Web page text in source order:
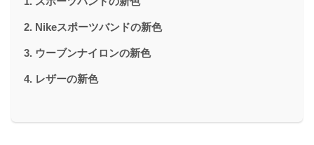
Nikeスポーツバンドの新色
ウーブンナイロンの新色
レザーの新色